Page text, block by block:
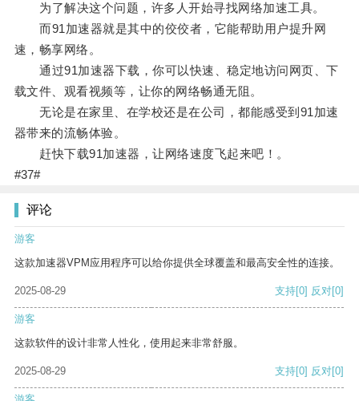
为了解决这个问题，许多人开始寻找网络加速工具。
而91加速器就是其中的佼佼者，它能帮助用户提升网
速，畅享网络。
通过91加速器下载，你可以快速、稳定地访问网页、下
载文件、观看视频等，让你的网络畅通无阻。
无论是在家里、在学校还是在公司，都能感受到91加速
器带来的流畅体验。
赶快下载91加速器，让网络速度飞起来吧！。
#37#
评论
游客
这款加速器VPM应用程序可以给你提供全球覆盖和最高安全性的连接。
2025-08-29 支持[0] 反对[0]
游客
这款软件的设计非常人性化，使用起来非常舒服。
2025-08-29 支持[0] 反对[0]